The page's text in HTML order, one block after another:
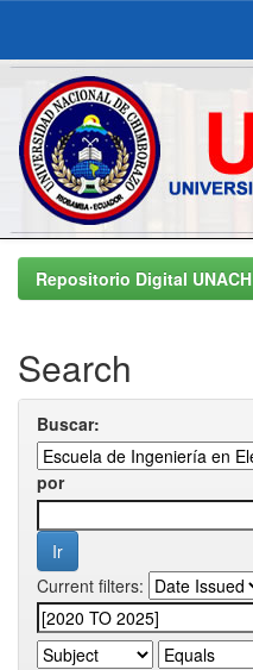
Skip
navigationRepositorio Digital UNACH
Search
Buscar:
por
Current filters: